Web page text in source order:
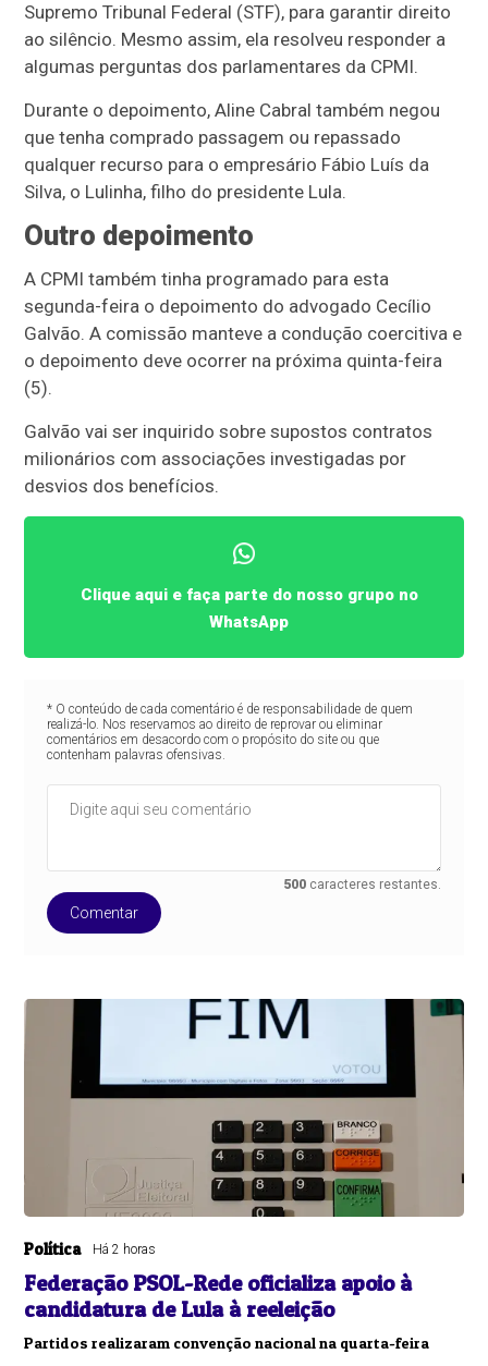
Supremo Tribunal Federal (STF), para garantir direito
ao silêncio. Mesmo assim, ela resolveu responder a
algumas perguntas dos parlamentares da CPMI.
Durante o depoimento, Aline Cabral também negou
que tenha comprado passagem ou repassado
qualquer recurso para o empresário Fábio Luís da
Silva, o Lulinha, filho do presidente Lula.
Outro depoimento
A CPMI também tinha programado para esta
segunda-feira o depoimento do advogado Cecílio
Galvão. A comissão manteve a condução coercitiva e
o depoimento deve ocorrer na próxima quinta-feira
(5).
Galvão vai ser inquirido sobre supostos contratos
milionários com associações investigadas por
desvios dos benefícios.
Clique aqui e faça parte do nosso grupo no
WhatsApp
* O conteúdo de cada comentário é de responsabilidade de quem
realizá-lo. Nos reservamos ao direito de reprovar ou eliminar
comentários em desacordo com o propósito do site ou que
contenham palavras ofensivas.
500 caracteres restantes.
Comentar
Política Há 2 horas
Federação PSOL-Rede oficializa apoio à
candidatura de Lula à reeleição
Partidos realizaram convenção nacional na quarta-feira